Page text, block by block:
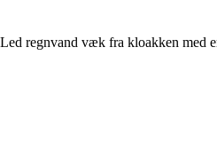
Led regnvand væk fra kloakken med